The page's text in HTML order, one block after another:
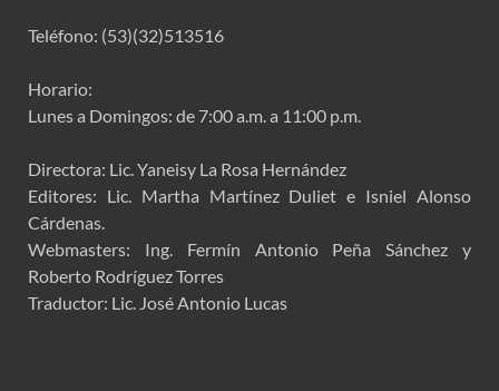
Teléfono: (53)(32)513516
Horario:
Lunes a Domingos: de 7:00 a.m. a 11:00 p.m.
Directora: Lic. Yaneisy La Rosa Hernández
Editores: Lic. Martha Martínez Duliet e Isniel Alonso
Cárdenas.
Webmasters: Ing. Fermín Antonio Peña Sánchez y
Roberto Rodríguez Torres
Traductor: Lic. José Antonio Lucas